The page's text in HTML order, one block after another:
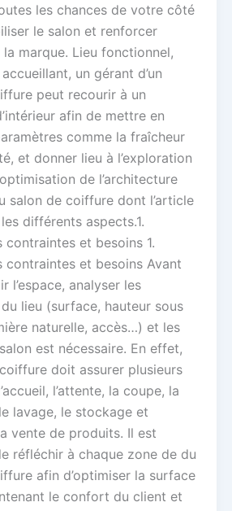
les chances de votre côté
le salon et renforcer
la marque. Lieu fonctionnel,
un gérant d’un
peut recourir à un
afin de mettre en
comme la fraîcheur
et donner lieu à l’exploration
de l’architecture
salon de coiffure dont l’article
différents aspects.1.
contraintes et besoins 1.
contraintes et besoins Avant
l’espace, analyser les
lieu (surface, hauteur sous
naturelle, accès…) et les
est nécessaire. En effet,
doit assurer plusieurs
l’attente, la coupe, la
lavage, le stockage et
vente de produits. Il est
réfléchir à chaque zone de du
afin d’optimiser la surface
le confort du client et